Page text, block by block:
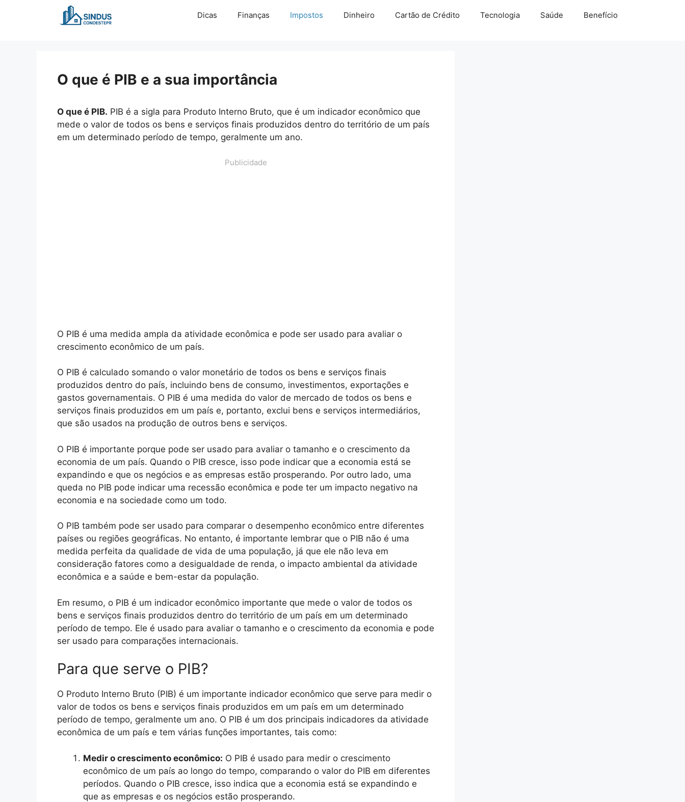
Dicas Finanças Impostos Dinheiro Cartão de Crédito Tecnologia Saúde Benefício
O que é PIB e a sua importância
O que é PIB. PIB é a sigla para Produto Interno Bruto, que é um indicador econômico que
mede o valor de todos os bens e serviços finais produzidos dentro do território de um país
em um determinado período de tempo, geralmente um ano.
Publicidade
O PIB é uma medida ampla da atividade econômica e pode ser usado para avaliar o
crescimento econômico de um país.
O PIB é calculado somando o valor monetário de todos os bens e serviços finais
produzidos dentro do país, incluindo bens de consumo, investimentos, exportações e
gastos governamentais. O PIB é uma medida do valor de mercado de todos os bens e
serviços finais produzidos em um país e, portanto, exclui bens e serviços intermediários,
que são usados na produção de outros bens e serviços.
O PIB é importante porque pode ser usado para avaliar o tamanho e o crescimento da
economia de um país. Quando o PIB cresce, isso pode indicar que a economia está se
expandindo e que os negócios e as empresas estão prosperando. Por outro lado, uma
queda no PIB pode indicar uma recessão econômica e pode ter um impacto negativo na
economia e na sociedade como um todo.
O PIB também pode ser usado para comparar o desempenho econômico entre diferentes
países ou regiões geográficas. No entanto, é importante lembrar que o PIB não é uma
medida perfeita da qualidade de vida de uma população, já que ele não leva em
consideração fatores como a desigualdade de renda, o impacto ambiental da atividade
econômica e a saúde e bem-estar da população.
Em resumo, o PIB é um indicador econômico importante que mede o valor de todos os
bens e serviços finais produzidos dentro do território de um país em um determinado
período de tempo. Ele é usado para avaliar o tamanho e o crescimento da economia e pode
ser usado para comparações internacionais.
Para que serve o PIB?
O Produto Interno Bruto (PIB) é um importante indicador econômico que serve para medir o
valor de todos os bens e serviços finais produzidos em um país em um determinado
período de tempo, geralmente um ano. O PIB é um dos principais indicadores da atividade
econômica de um país e tem várias funções importantes, tais como:
Medir o crescimento econômico: O PIB é usado para medir o crescimento
econômico de um país ao longo do tempo, comparando o valor do PIB em diferentes
períodos. Quando o PIB cresce, isso indica que a economia está se expandindo e
que as empresas e os negócios estão prosperando.